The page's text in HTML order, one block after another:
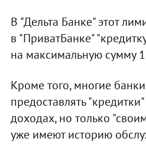
В "Дельта Банке" этот
в "ПриватБанке"
на максимальную сумму
Кроме того, многие
предоставлять
доходах, но только
уже имеют историю